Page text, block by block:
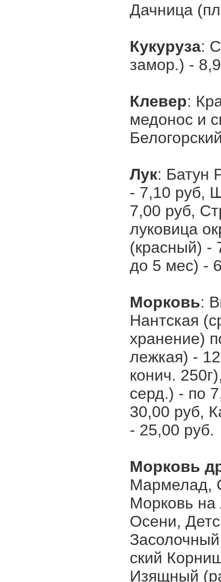
Дачница
Кукуруза:
замор.) -
Клевер:
медонос и
Лук: Батун
- 7,10 руб,
7,00 руб,
луковица
(красный) -
до 5 мес) -
Морковь:
Нантская
хранение)
лежкая) -
конич.
серд.) - по
30,00 руб,
- 25,00 руб.
Морковь
Мармелад,
Морковь на
Осени,
ский
Изящный